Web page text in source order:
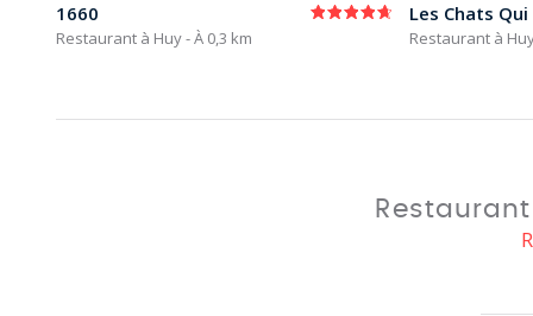
1660
Restaurant à Huy- À 0,3 km
Les Chats
Restaurant à